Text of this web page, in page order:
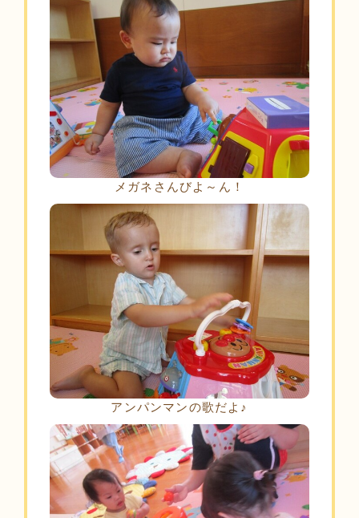
メガネさんびよ～ん！
アンパンマンの歌だよ♪